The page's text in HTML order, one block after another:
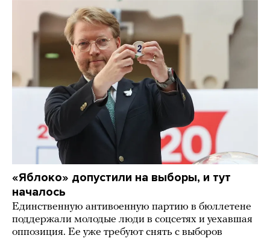
«Яблоко» допустили на выборы, и тут
началось
Единственную антивоенную партию в бюллетене
поддержали молодые люди в соцсетях и уехавшая
оппозиция. Ее уже требуют снять с выборов